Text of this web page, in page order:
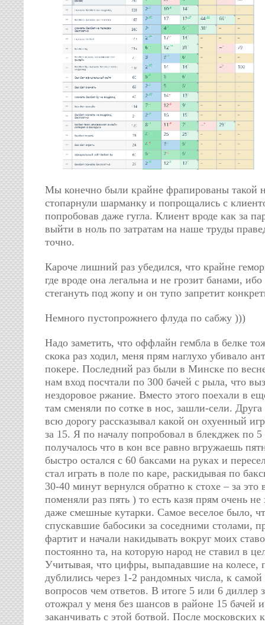
Мы конечно были крайне фрапированы такой
стопарнули шарманку и попрощались с
попробовав даже гугла. Клиент вроде как за
выйти в ноль по затратам на наше труды
точно.
Кароче лишний раз убедился, что крайне
где вроде она легальна и не грозит банами,
стегануть под жопу и он тупо запретит
Немного пустопрожнего флуда по сабжу )))
Надо заметить, что оффлайн гембла в белке
скока раз ходил, меня прям наглухо убивало
покере. Последний раз были в Минске по
нам вход посчтали по 300 бачей с рыла, что
нездоровое ржание. Вместо этого поехали в
там сменяли по сотке в нос, зашли-сели.
всю дорогу рассказывал какой он охуенный
за 15. Я по началу попробовал в блекджек по
получалось что в кон все равно вгружаешь
быстро остался с 60 баксами на руках и
стал играть в поле по каре, раскидывая по
30-40 минут вернулся обратно к стохе – за это
поменяли раз пять ) то есть казя прям очень не
даже смешные кутарки. Самое веселое было,
спускавшие бабосики за соседними столами,
фартит и начали накидывать вокруг моих
постоянно та, на которую народ не ставил в
Учитывая, что цифры, выпадавшие на колесе,
дублились через 1-2 рандомных числа, к
вопросов чем ответов. В итоге 5 или 6 диллер
отожрал у меня без шансов в районе 15 бачей
заканчивать с этой ботвой. После московских